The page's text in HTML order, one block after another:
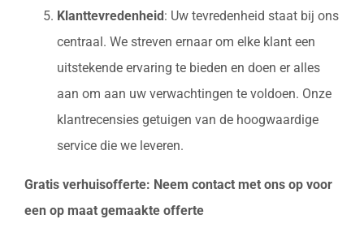
Klanttevredenheid : Uw tevredenheid staat bij ons
centraal. We streven ernaar om elke klant een
uitstekende ervaring te bieden en doen er alles
aan om aan uw verwachtingen te voldoen. Onze
klantrecensies getuigen van de hoogwaardige
service die we leveren.
Gratis verhuisofferte: Neem contact met ons op voor
een op maat gemaakte offerte